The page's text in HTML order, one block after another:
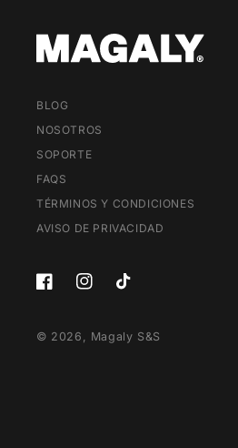
BLOG
NOSOTROS
SOPORTE
FAQS
TÉRMINOS Y CONDICIONES
AVISO DE PRIVACIDAD
FacebookInstagramTikTok
© 2026, Magaly S&S